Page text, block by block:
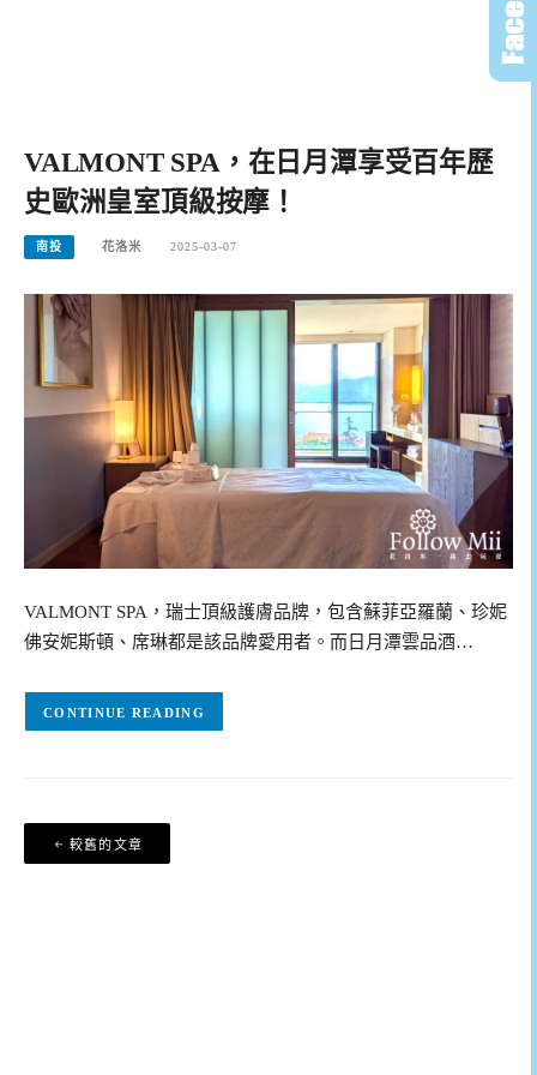
VALMONT SPA，在日月潭享受百年歷
史歐洲皇室頂級按摩！
南投 花洛米 2025-03-07
VALMONT SPA，瑞士頂級護膚品牌，包含蘇菲亞羅蘭、珍妮
佛安妮斯頓、席琳都是該品牌愛用者。而日月潭雲品酒…
CONTINUE READING
章
較舊的文章